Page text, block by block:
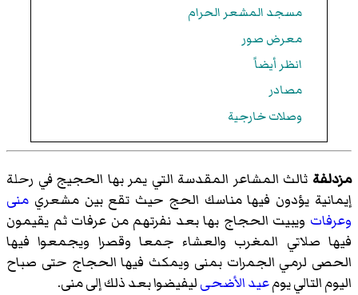
مسجد المشعر الحرام
معرض صور
انظر أيضاً
مصادر
وصلات خارجية
مزدلفة ثالث المشاعر المقدسة التي يمر بها الحجيج في رحلة
إيمانية يؤدون فيها مناسك الحج حيث تقع بين مشعري منى
وعرفات ويبيت الحجاج بها بعد نفرتهم من عرفات ثم يقيمون
فيها صلاتي المغرب والعشاء جمعا وقصرا ويجمعوا فيها
الحصى لرمي الجمرات بمنى ويمكث فيها الحجاج حتى صباح
اليوم التالي يومعيد الأضحىليفيضوا بعد ذلك إلى منى.